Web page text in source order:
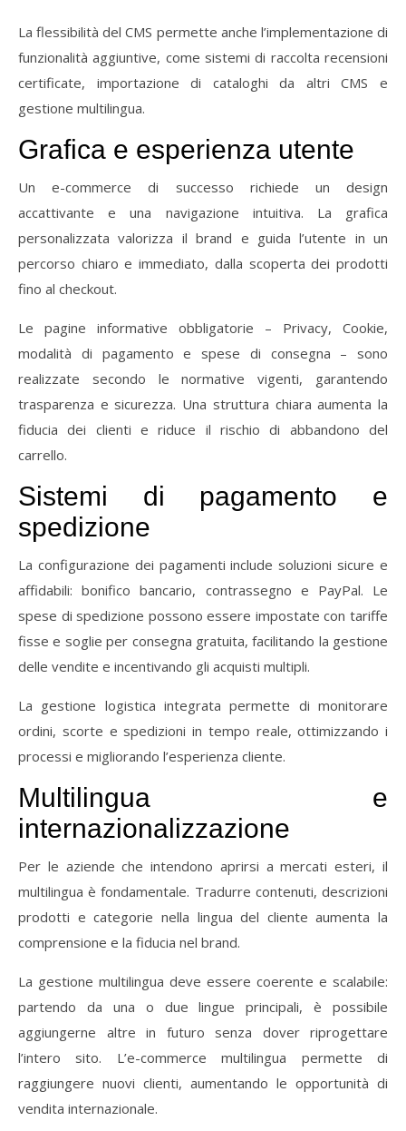
LaflessibilitàdelCMS permette anche l’implementazionedi
funzionalitàaggiuntive, come sistemidi raccoltarecensioni
certificate, importazionedi cataloghida altriCMSe
gestione multilingua.
Grafica e esperienza utente
Une-commercedi successo richiede undesign
accattivanteeuna navigazione intuitiva. La grafica
personalizzatavalorizza ilbrand e guidal’utente in un
percorso chiaroeimmediato, dalla scopertadeiprodotti
fino al checkout.
Le pagine informative obbligatorie – Privacy, Cookie,
modalità di pagamentoe spese di consegna – sono
realizzate secondo lenormativevigenti, garantendo
trasparenza e sicurezza. Una struttura chiaraaumentala
fiduciadei clientieriduce ilrischiodi abbandonodel
carrello.
Sistemi di pagamento e
spedizione
La configurazione dei pagamentiinclude soluzioni sicuree
affidabili:bonificobancario, contrassegno e PayPal. Le
spese di spedizione possonoessere impostatecontariffe
fissee soglieper consegna gratuita,facilitando la gestione
delle vendite e incentivando gli acquisti multipli.
La gestione logisticaintegratapermette dimonitorare
ordini, scorte e spedizioni in tempo reale,ottimizzando i
processi e migliorando l’esperienza cliente.
Multilingua e
internazionalizzazione
Per le aziendecheintendono aprirsi amercatiesteri,il
multilinguaèfondamentale. Tradurre contenuti,descrizioni
prodotti ecategorie nella linguadel clienteaumenta la
comprensione e la fiducia nel brand.
La gestione multilingua deve essere coerente e scalabile:
partendo da una o duelingueprincipali,è possibile
aggiungerne altre in futuro senza dover riprogettare
l’intero sito. L’e-commercemultilingua permettedi
raggiungere nuovi clienti, aumentando le opportunità di
vendita internazionale.